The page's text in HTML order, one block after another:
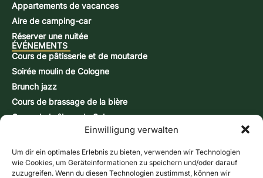
Einwilligung verwalten
Um dir ein optimales Erlebnis zu bieten, verwenden wir Technologien
wie Cookies, um Geräteinformationen zu speichern und/oder darauf
zuzugreifen. Wenn du diesen Technologien zustimmst, können wir
Appartements de vacances
Aire de camping-car
Réserver une nuitée
ÉVÉNEMENTS
Cours de pâtisserie et de moutarde
Soirée moulin de Cologne
Brunch jazz
Cours de brassage de la bière
Cours de brûlage de Schnapps
Formulaire de contact
Heures d'ouverture